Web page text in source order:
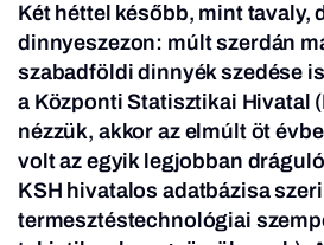
Két héttel később, mint tavaly,
dinnyeszezon: múlt szerdán
szabadföldi dinnyék szedése
a Központi Statisztikai Hivatal
nézzük, akkor az elmúlt öt
volt az egyik legjobban
KSH hivatalos adatbázisa
termesztéstechnológiai